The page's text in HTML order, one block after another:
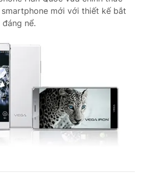
mới với thiết kế bắt
nể.